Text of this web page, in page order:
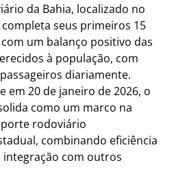
da Bahia, localizado no
seus primeiros 15
um balanço positivo das
à população, com
diariamente.
em 20 de janeiro de 2026, o
como um marco na
rodoviário
combinando eficiência
com outros